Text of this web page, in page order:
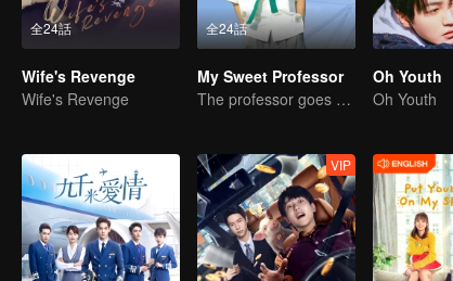
全24話
Wife's Revenge
Wife's Revenge
全24話
My Sweet Professor
The professor goes back to campus as a student.
Oh Youth
Oh Youth
VIP